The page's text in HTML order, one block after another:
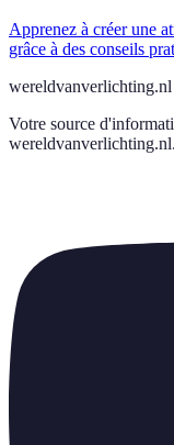
Apprenez à créer une
grâce à des conseils
wereldvanverlichting.nl
Votre source
wereldvanverlichting.nl.